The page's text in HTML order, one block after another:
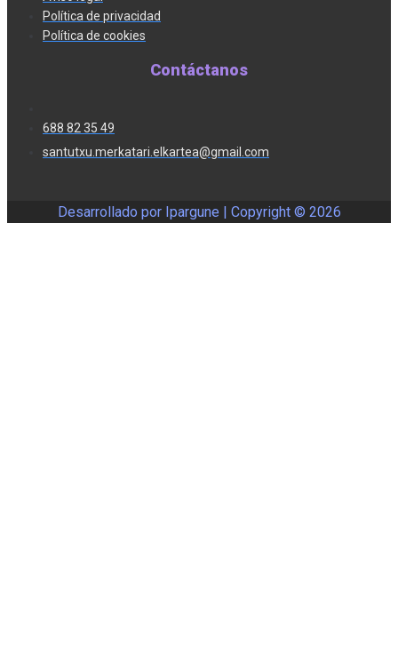
Política de privacidad
Política de cookies
Contáctanos
688 82 35 49
santutxu.merkatari.elkartea@gmail.com
Desarrollado por Ipargune | Copyright © 2026